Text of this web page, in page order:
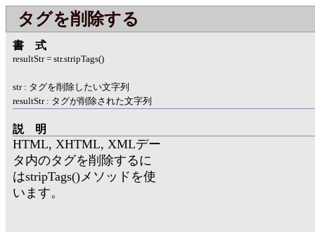
タグを削除する
書式
resultStr = str.stripTags()
str : タグを削除したい文字列
resultStr : タグが削除された文字列
説明
HTML, XHTML, XMLデー
タ内のタグを削除するに
はstripTags()メソッドを使
います。